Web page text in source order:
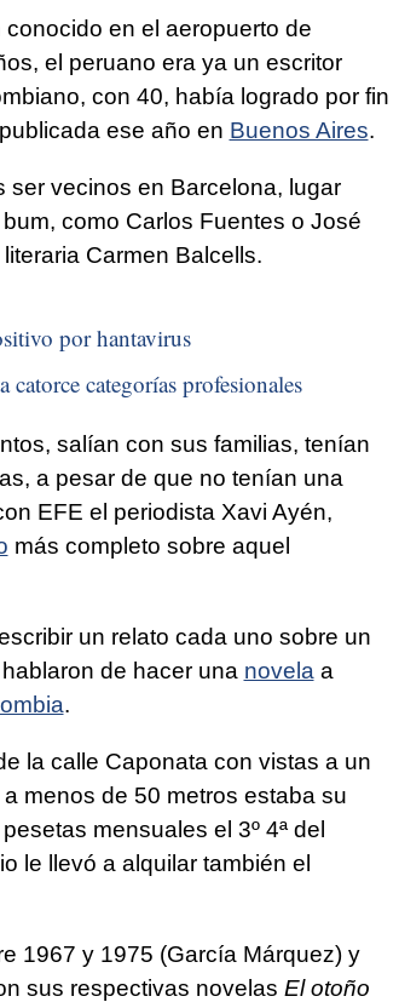
en el aeropuerto de
el peruano era ya un escritor
con 40, había logrado por fin
ese año en Buenos Aires.
ser vecinos en Barcelona, lugar
como Carlos Fuentes o José
Carmen Balcells.
por hantavirus
categorías profesionales
salían con sus familias, tenían
a pesar de que no tenían una
EFE el periodista Xavi Ayén,
más completo sobre aquel
un relato cada uno sobre un
de hacer una novela a
.
la calle Caponata con vistas a un
menos de 50 metros estaba su
mensuales el 3º 4ª del
le llevó a alquilar también el
1967 y 1975 (García Márquez) y
sus respectivas novelas El otoño